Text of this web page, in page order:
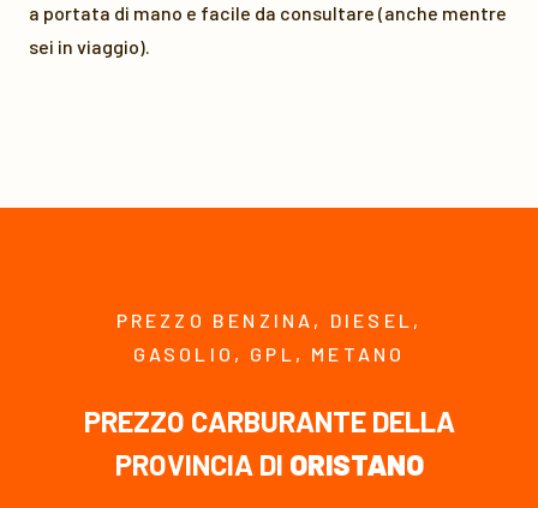
a portata di mano e facile da consultare (anche mentre
sei in viaggio).
PREZZO BENZINA, DIESEL,
GASOLIO, GPL, METANO
PREZZO CARBURANTE DELLA
PROVINCIA DI ORISTANO